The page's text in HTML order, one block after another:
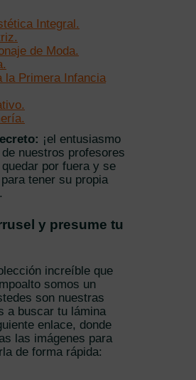
Integral.
de Moda.
la Primera Infancia
¡el entusiasmo
nuestros profesores
por fuera y se
tener su propia
y presume tu
increíble que
somos un
son nuestras
a buscar tu lámina
enlace, donde
las imágenes para
de forma rápida: